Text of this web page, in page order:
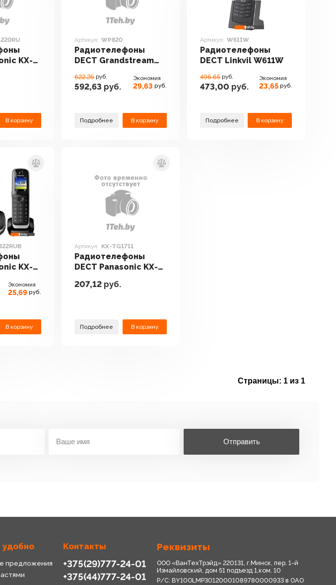
KX-
В корзину
Артикул: WP820
Радиотелефоны
DECT Grandstream
622.26 руб.
592,63 руб.
Экономия
29,63 руб.
Подробнее В корзину
Артикул: W611W
Радиотелефоны
DECT Linkvil W611W
496.65 руб.
473,00 руб.
Экономия
23,65 руб.
Подробнее В корзину
KX-
Экономия
25,69 руб.
В корзину
Артикул: KX-TG1711
Радиотелефоны
DECT Panasonic KX-
207,12 руб.
Подробнее В корзину
Страницы: 1 из 1
Отправить
удобно
предложения
Контакты
+375(29)777-24-01
+375(44)777-24-01
Реквизиты
ООО «ВанТехТрэйд» 220131, г.Минск, пер. 1-й
Измайловский, дом 51 подъезд 1,ком. 10
Р/С: BY10OLMP30120001089780000933 в OАО